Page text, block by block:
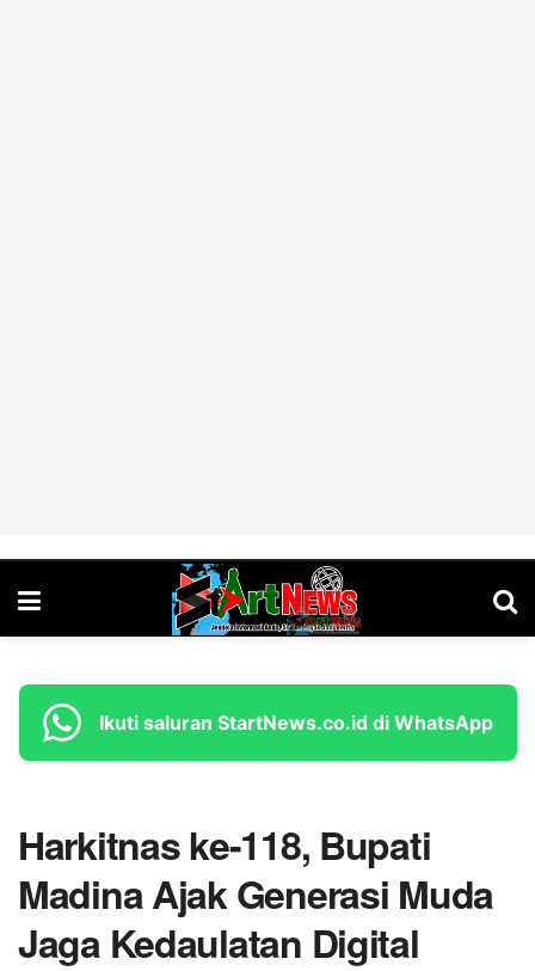
Ikuti saluran StartNews.co.id di WhatsApp
Harkitnas ke-118, Bupati
Madina Ajak Generasi Muda
Jaga Kedaulatan Digital